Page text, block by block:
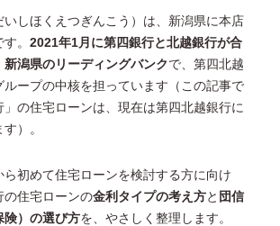
いしほくえつぎんこう）は、新潟県に本店
。 2021年1月に第四銀行と北越銀行が合
潟県のリーディングバンク で、第四北越
ループの中核を担っています（この記事で
の住宅ローンは、現在は第四北越銀行に
）。
ら初めて住宅ローンを検討する方に向け
の住宅ローンの金利タイプの考え方と 団信
険）の選び方を、やさしく整理します。